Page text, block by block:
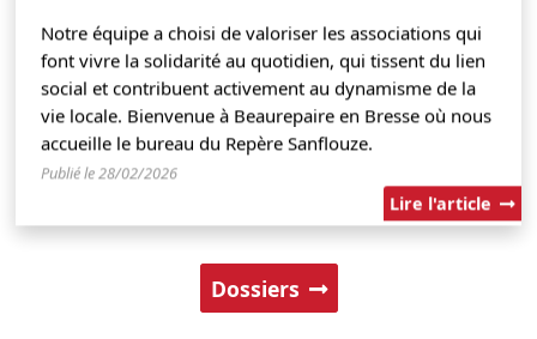
Notre équipe a choisi de valoriser les associations qui
font vivre la solidarité au quotidien, qui tissent du lien
social et contribuent activement au dynamisme de la
vie locale. Bienvenue à Beaurepaire en Bresse où nous
accueille le bureau du Repère Sanflouze.
Publié le 28/02/2026
Lire l'article
Dossiers